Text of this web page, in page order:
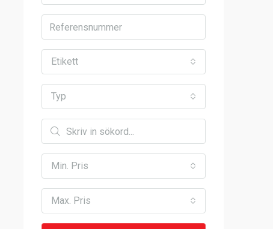
Etikett
Typ
Min. Pris
Max. Pris